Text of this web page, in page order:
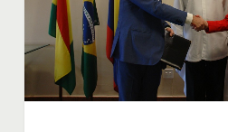
convenio
colaboración
para